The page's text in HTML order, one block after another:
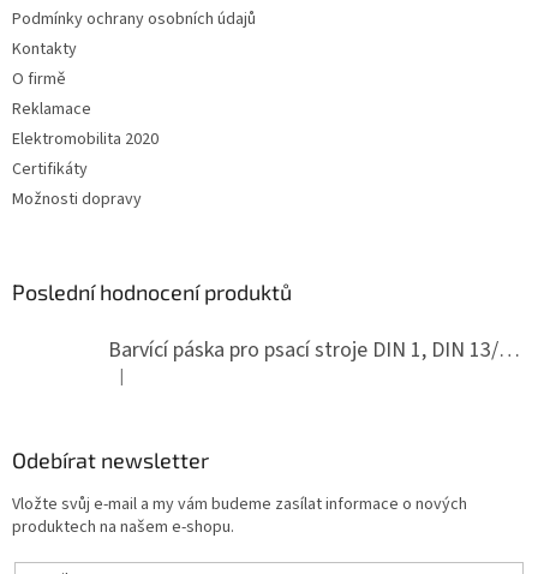
Podmínky ochrany osobních údajů
Kontakty
O firmě
Reklamace
Elektromobilita 2020
Certifikáty
Možnosti dopravy
Poslední hodnocení produktů
Barvící páska pro psací stroje DIN 1, DIN 13/10, LAND, PA červenočerná
Hodnocení produktu je 5 z 5 hvězdiček.
|
Odebírat newsletter
Vložte svůj e-mail a my vám budeme zasílat informace o nových
produktech na našem e-shopu.